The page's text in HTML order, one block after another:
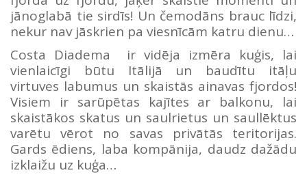
jānoglabā tie sirdīs! Un čemodāns brauc līdzi,
nekur nav jāskrien pa viesnīcām katru dienu…
Costa Diadema ir vidēja izmēra kuģis, lai
vienlaicīgi būtu Itālijā un baudītu itāļu
virtuves labumus un skaistās ainavas fjordos!
Visiem ir sarūpētas kajītes ar balkonu, lai
skaistākos skatus un saulrietus un saullēktus
varētu vērot no savas privātās teritorijas.
Gards ēdiens, laba kompānija, daudz dažādu
izklaižu uz kuģa…